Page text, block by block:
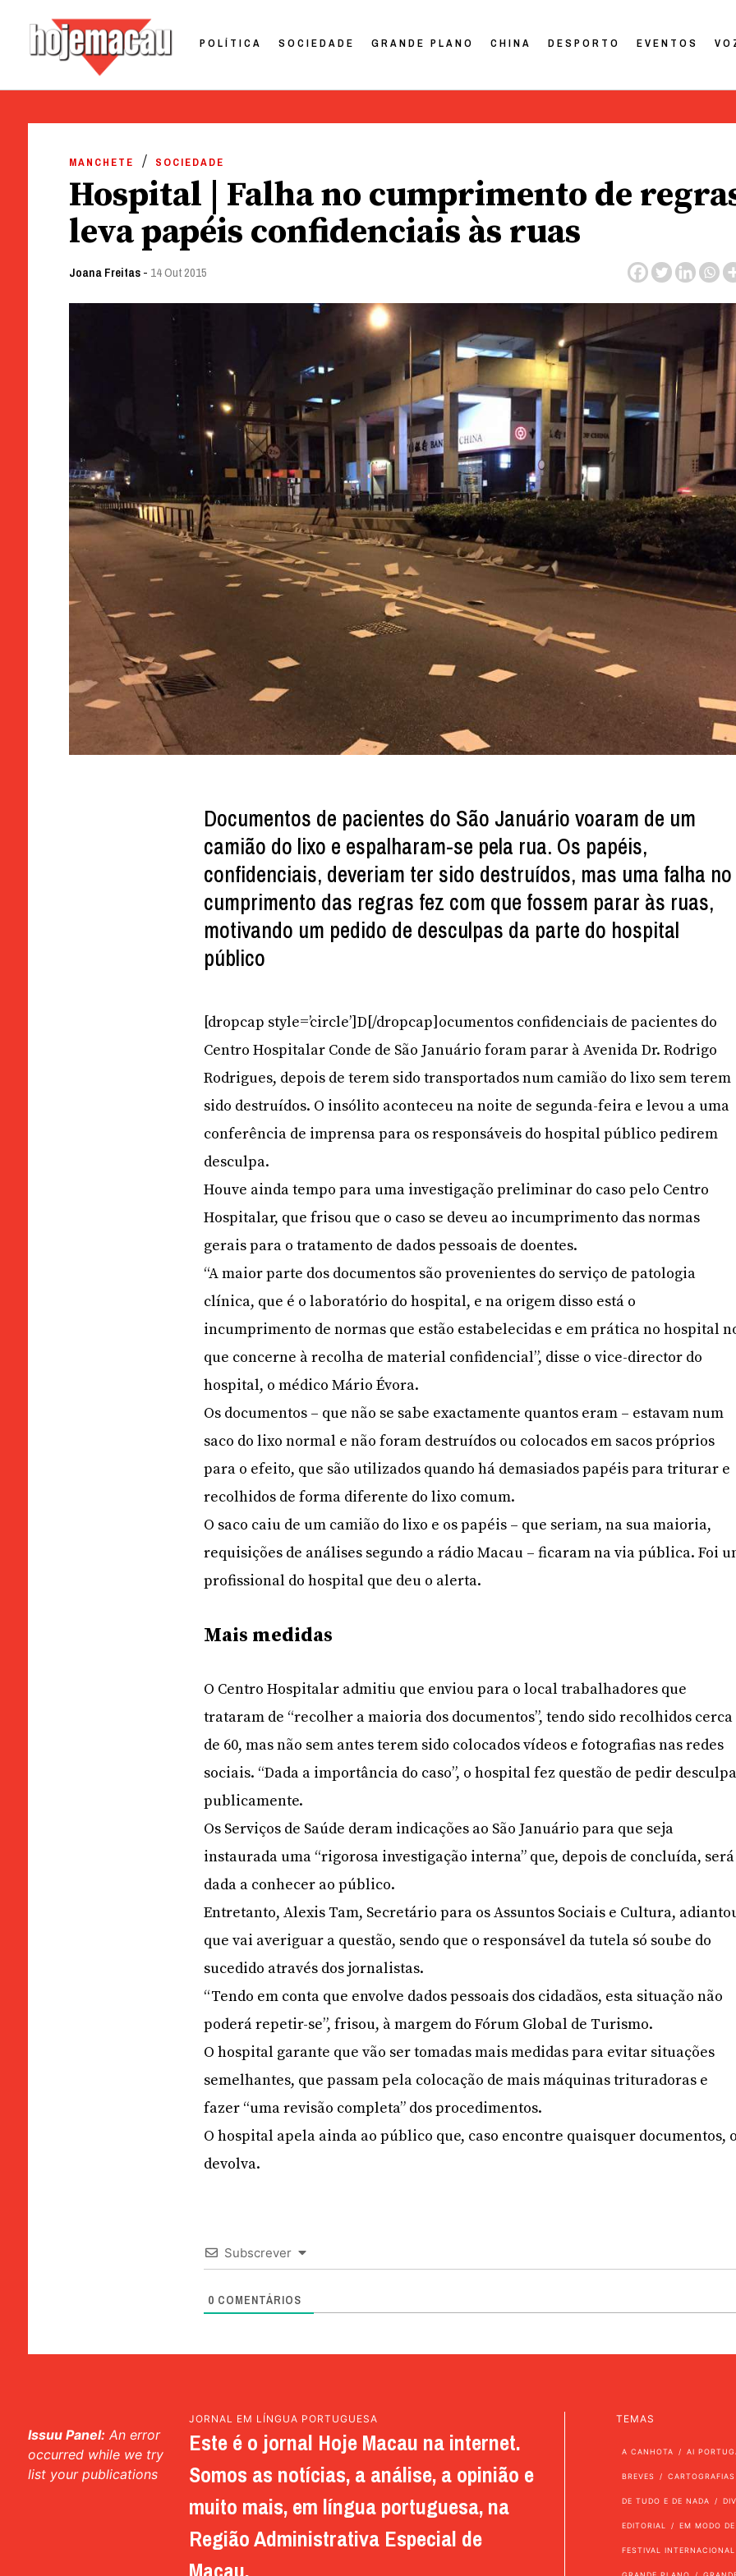
POLÍTICA SOCIEDADE GRANDE PLANO CHINA DESPORTO EVENTOS
MANCHETE SOCIEDADE
Hospital | Falha no cumprimento de
leva papéis confidenciais às ruas
Joana Freitas- 14 Out 2015
Documentos de pacientes do São Januário voaram de um
camião do lixo e espalharam-se pela rua. Os papéis,
confidenciais, deveriam ter sido destruídos, mas uma falha no
cumprimento das regras fez com que fossem parar às ruas,
motivando um pedido de desculpas da parte do hospital
público
[dropcap style=’circle’]D[/dropcap]ocumentos confidenciais de pacientes do
Centro Hospitalar Conde de São Januário foram parar à Avenida Dr. Rodrigo
Rodrigues, depois de terem sido transportados num camião do lixo sem terem
sido destruídos. O insólito aconteceu na noite de segunda-feira e levou a uma
conferência de imprensa para os responsáveis do hospital público pedirem
desculpa.
Houve ainda tempo para uma investigação preliminar do caso pelo Centro
Hospitalar, que frisou que o caso se deveu ao incumprimento das normas
gerais para o tratamento de dados pessoais de doentes.
“A maior parte dos documentos são provenientes do serviço de patologia
clínica, que é o laboratório do hospital, e na origem disso está o
incumprimento de normas que estão estabelecidas e em prática no hospital
que concerne à recolha de material confidencial”, disse o vice-director do
hospital, o médico Mário Évora.
Os documentos – que não se sabe exactamente quantos eram – estavam num
saco do lixo normal e não foram destruídos ou colocados em sacos próprios
para o efeito, que são utilizados quando há demasiados papéis para triturar e
recolhidos de forma diferente do lixo comum.
O saco caiu de um camião do lixo e os papéis – que seriam, na sua maioria,
requisições de análises segundo a rádio Macau – ficaram na via pública. Foi
profissional do hospital que deu o alerta.
Mais medidas
O Centro Hospitalar admitiu que enviou para o local trabalhadores que
trataram de “recolher a maioria dos documentos”, tendo sido recolhidos cerca
de 60, mas não sem antes terem sido colocados vídeos e fotografias nas redes
sociais. “Dada a importância do caso”, o hospital fez questão de pedir
publicamente.
Os Serviços de Saúde deram indicações ao São Januário para que seja
instaurada uma “rigorosa investigação interna” que, depois de concluída, será
dada a conhecer ao público.
Entretanto, Alexis Tam, Secretário para os Assuntos Sociais e Cultura,
que vai averiguar a questão, sendo que o responsável da tutela só soube do
sucedido através dos jornalistas.
“Tendo em conta que envolve dados pessoais dos cidadãos, esta situação não
poderá repetir-se”, frisou, à margem do Fórum Global de Turismo.
O hospital garante que vão ser tomadas mais medidas para evitar situações
semelhantes, que passam pela colocação de mais máquinas trituradoras e
fazer “uma revisão completa” dos procedimentos.
O hospital apela ainda ao público que, caso encontre quaisquer documentos,
devolva.
Subscrever
0 COMENTÁRIOS
Issuu Panel: An error
occurred while we try
list your publications
JORNAL EM LÍNGUA PORTUGUESA
Este é o jornal Hoje Macau na internet.
Somos as notícias, a análise, a opinião e
muito mais, em língua portuguesa, na
Região Administrativa Especial de
TEMAS
A CANHOTA AI
BREVES CARTOGRAFIAS
DE TUDO E DE NADA
EDITORIAL EM MODO
FESTIVAL